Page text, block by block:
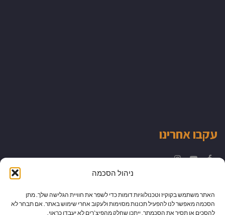
ניהול הסכמה
האתר משתמש בקוקיז וטכנולוגיות דומות כדי לשפר את חוויית הגלישה שלך. מתן
הסכמה מאפשר לנו להפעיל תכונות מסוימות ולעקוב אחרי שימוש באתר. אם תבחר לא
להסכים או תסיר את הסכמתך, ייתכן שחלק מהפיצ’רים לא יעבדו כראוי.
עקבו אחרינו